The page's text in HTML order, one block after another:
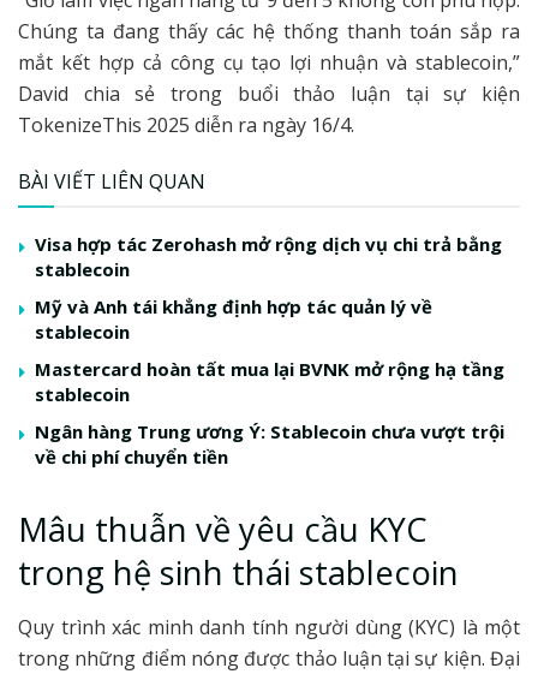
Chúng ta đang thấy các hệ thống thanh toán sắp ra
mắt kết hợp cả công cụ tạo lợi nhuận và stablecoin,”
David chia sẻ trong buổi thảo luận tại sự kiện
TokenizeThis 2025 diễn ra ngày 16/4.
BÀI VIẾT LIÊN QUAN
Visa hợp tác Zerohash mở rộng dịch vụ chi trả bằng
stablecoin
Mỹ và Anh tái khẳng định hợp tác quản lý về
stablecoin
Mastercard hoàn tất mua lại BVNK mở rộng hạ tầng
stablecoin
Ngân hàng Trung ương Ý: Stablecoin chưa vượt trội
về chi phí chuyển tiền
Mâu thuẫn về yêu cầu KYC
trong hệ sinh thái stablecoin
Quy trình xác minh danh tính người dùng (KYC) là một
trong những điểm nóng được thảo luận tại sự kiện. Đại